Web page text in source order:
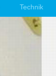
Technik